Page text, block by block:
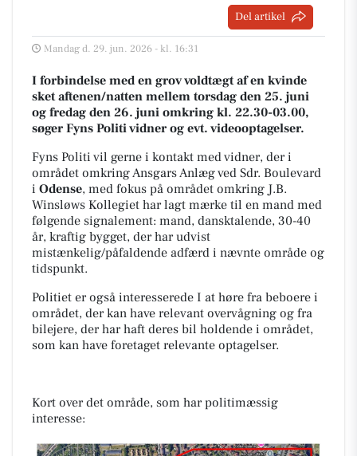
Del artikel
Mandag d. 29. jun. 2026 - kl. 16:31
I forbindelse med en grov voldtægt af en kvinde
sket aftenen/natten mellem torsdag den 25. juni
og fredag den 26. juni omkring kl. 22.30-03.00,
søger Fyns Politi vidner og evt. videooptagelser.
Fyns Politi vil gerne i kontakt med vidner, der i
området omkring Ansgars Anlæg ved Sdr. Boulevard
i Odense, med fokus på området omkring J.B.
Winsløws Kollegiet har lagt mærke til en mand med
følgende signalement: mand, dansktalende, 30-40
år, kraftig bygget, der har udvist
mistænkelig/påfaldende adfærd i nævnte område og
tidspunkt.
Politiet er også interesserede I at høre fra beboere i
området, der kan have relevant overvågning og fra
bilejere, der har haft deres bil holdende i området,
som kan have foretaget relevante optagelser.
Kort over det område, som har politimæssig
interesse: